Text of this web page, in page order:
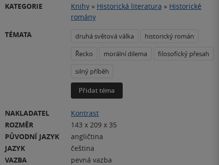
KATEGORIE Knihy » Historická literatura » Historické
romány
TÉMATA
druhá světová válka
historický román
Řecko
morální dilema
filosofický přesah
silný příběh
Přidat téma
NAKLADATEL
Kontrast
ROZMĚR
143 x 209 x 35
PŮVODNÍ JAZYK
angličtina
JAZYK
čeština
VAZBA
pevná vazba